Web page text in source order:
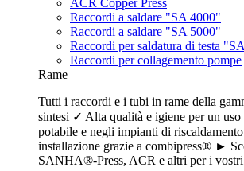
ACR Copper Press
Raccordi a saldare "SA 4000"
Raccordi a saldare "SA 5000"
Raccordi per saldatura di testa
Raccordi per collagemento pompe
Rame
Tutti i raccordi e i tubi in rame della
sintesi ✓ Alta qualità e igiene per un uso
potabile e negli impianti di
installazione grazie a combipress® ►
SANHA®-Press, ACR e altri per i